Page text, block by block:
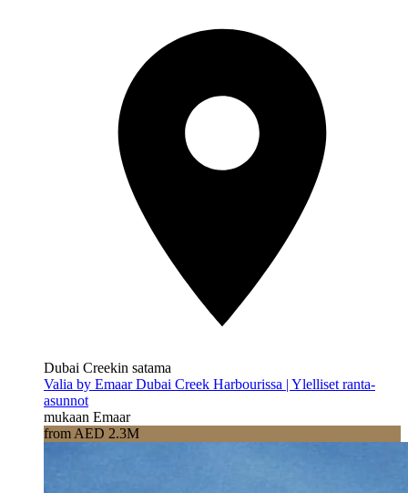
Dubai Creekin satama
Valia by Emaar Dubai Creek Harbourissa | Ylelliset ranta-
asunnot
mukaan Emaar
from AED 2.3M